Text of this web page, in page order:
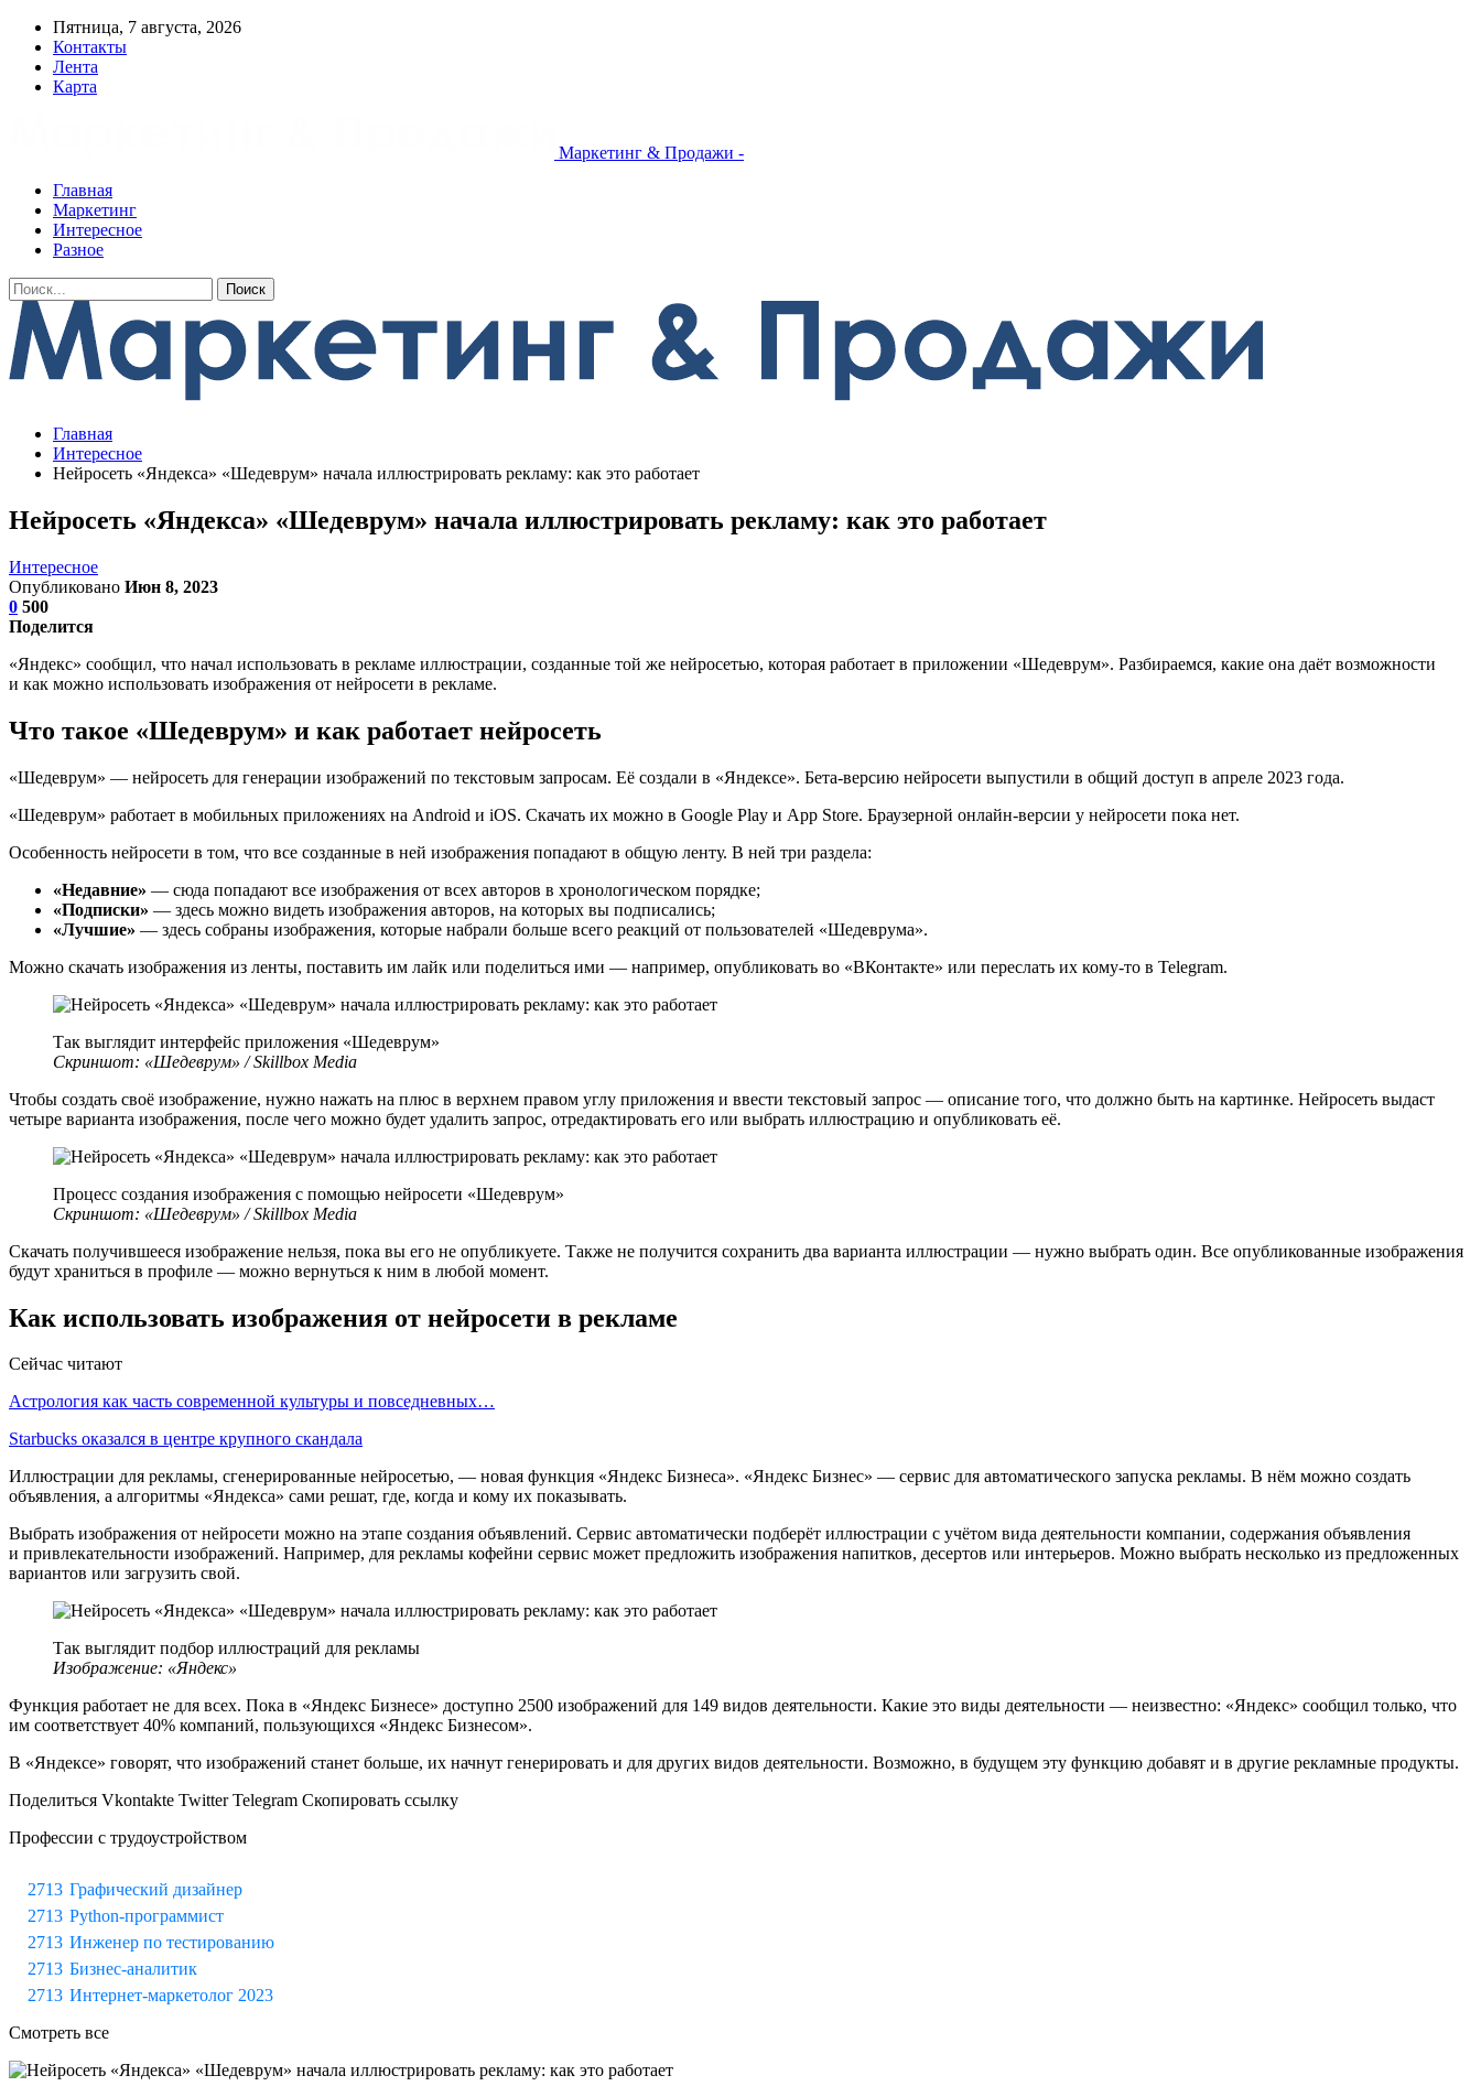
Пятница, 7 августа, 2026
Контакты
Лента
Карта
Маркетинг & Продажи -
Главная
Маркетинг
Интересное
Разное
Главная
Интересное
Нейросеть «Яндекса» «Шедеврум» начала иллюстрировать рекламу: как это работает
Нейросеть «Яндекса» «Шедеврум» начала иллюстрировать рекламу: как это работает
Интересное
Опубликовано Июн 8, 2023
0 500
Поделится
«Яндекс» сообщил, что начал использовать в рекламе иллюстрации, созданные той же нейросетью, которая работает в приложении «Шедеврум». Разбираемся, какие она даёт возможности
и как можно использовать изображения от нейросети в рекламе.
Что такое «Шедеврум» и как работает нейросеть
«Шедеврум» — нейросеть для генерации изображений по текстовым запросам. Её создали в «Яндексе». Бета-версию нейросети выпустили в общий доступ в апреле 2023 года.
«Шедеврум» работает в мобильных приложениях на Android и iOS. Скачать их можно в Google Play и App Store. Браузерной онлайн-версии у нейросети пока нет.
Особенность нейросети в том, что все созданные в ней изображения попадают в общую ленту. В ней три раздела:
«Недавние» — сюда попадают все изображения от всех авторов в хронологическом порядке;
«Подписки» — здесь можно видеть изображения авторов, на которых вы подписались;
«Лучшие» — здесь собраны изображения, которые набрали больше всего реакций от пользователей «Шедеврума».
Можно скачать изображения из ленты, поставить им лайк или поделиться ими — например, опубликовать во «ВКонтакте» или переслать их кому-то в Telegram.
Так выглядит интерфейс приложения «Шедеврум»
Скриншот: «Шедеврум» / Skillbox Media
Чтобы создать своё изображение, нужно нажать на плюс в верхнем правом углу приложения и ввести текстовый запрос — описание того, что должно быть на картинке. Нейросеть выдаст
четыре варианта изображения, после чего можно будет удалить запрос, отредактировать его или выбрать иллюстрацию и опубликовать её.
Процесс создания изображения с помощью нейросети «Шедеврум»
Скриншот: «Шедеврум» / Skillbox Media
Скачать получившееся изображение нельзя, пока вы его не опубликуете. Также не получится сохранить два варианта иллюстрации — нужно выбрать один. Все опубликованные изображения
будут храниться в профиле — можно вернуться к ним в любой момент.
Как использовать изображения от нейросети в рекламе
Сейчас читают
Астрология как часть современной культуры и повседневных…
Starbucks оказался в центре крупного скандала
Иллюстрации для рекламы, сгенерированные нейросетью, — новая функция «Яндекс Бизнеса». «Яндекс Бизнес» — сервис для автоматического запуска рекламы. В нём можно создать
объявления, а алгоритмы «Яндекса» сами решат, где, когда и кому их показывать.
Выбрать изображения от нейросети можно на этапе создания объявлений. Сервис автоматически подберёт иллюстрации с учётом вида деятельности компании, содержания объявления
и привлекательности изображений. Например, для рекламы кофейни сервис может предложить изображения напитков, десертов или интерьеров. Можно выбрать несколько из предложенных
вариантов или загрузить свой.
Так выглядит подбор иллюстраций для рекламы
Изображение: «Яндекс»
Функция работает не для всех. Пока в «Яндекс Бизнесе» доступно 2500 изображений для 149 видов деятельности. Какие это виды деятельности — неизвестно: «Яндекс» сообщил только, что
им соответствует 40% компаний, пользующихся «Яндекс Бизнесом».
В «Яндексе» говорят, что изображений станет больше, их начнут генерировать и для других видов деятельности. Возможно, в будущем эту функцию добавят и в другие рекламные продукты.
Поделиться Vkontakte Twitter Telegram Скопировать ссылку
Профессии с трудоустройством
Графический дизайнер
Python-программист
Инженер по тестированию
Бизнес-аналитик
Интернет-маркетолог 2023
Смотреть все